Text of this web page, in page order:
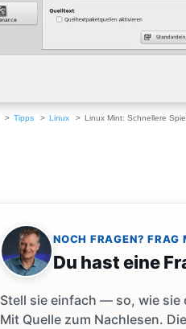
Tipps Linux Linux Mint: Schnellere
NOCH FRAGEN? FRAG
Du hast eine
Stell sie einfach — so, wie sie
Mit Quelle zum Nachlesen.